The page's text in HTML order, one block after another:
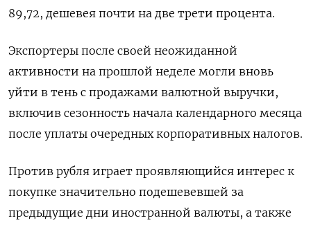
89,72, дешевея почти на две трети процента.
Экспортеры после своей неожиданной
активности на прошлой неделе могли вновь
уйти в тень с продажами валютной выручки,
включив сезонность начала календарного месяца
после уплаты очередных корпоративных налогов.
Против рубля играет проявляющийся интерес к
покупке значительно подешевевшей за
предыдущие дни иностранной валюты, а также